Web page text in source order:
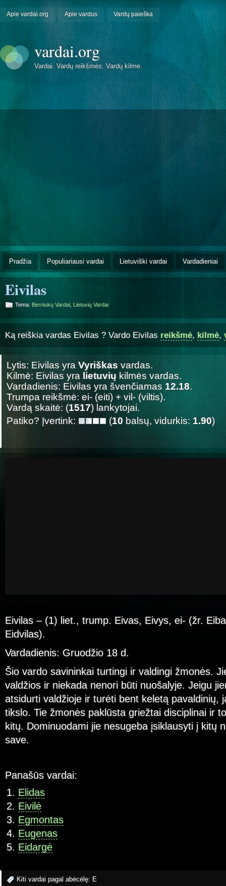
Apie vardai.org Apie vardus Vardų paieška
vardai.org
Vardai. Vardų reikšmės. Vardų kilmė.
Pradžia Populiariausi vardai Lietuviški vardai Vardadieniai
Eivilas
Tema: Berniukų Vardai Lietuvių Vardai
Ką reiškia vardas Eivilas ? Vardo Eivilas reikšmė, kilmė,
Lytis: Eivilas yra Vyriškas vardas.
Kilmė: Eivilas yra lietuvių kilmės vardas.
Vardadienis: Eivilas yra švenčiamas 12.18.
Trumpa reikšmė: ei- (eiti) + vil- (viltis).
Vardą skaitė: (1517) lankytojai.
Patiko? Įvertink:
(10 balsų, vidurkis: 1.90)
Eivilas – (1) liet., trump. Eivas, Eivys, ei- (žr.
Eidvilas).
Vardadienis: Gruodžio 18 d.
Šio vardo savininkai turtingi ir valdingi žmonės.
valdžios ir niekada nenori būti nuošalyje. Jeigu
atsidurti valdžioje ir turėti bent keletą pavaldinių,
tikslo. Tie žmonės paklūsta griežtai disciplinai ir
kitų. Dominuodami jie nesugeba įsiklausyti į kitų
save.
Panašūs vardai:
Elidas
Eivilė
Egmontas
Eugenas
Eidargė
Kiti vardai pagal abėcėlę: E